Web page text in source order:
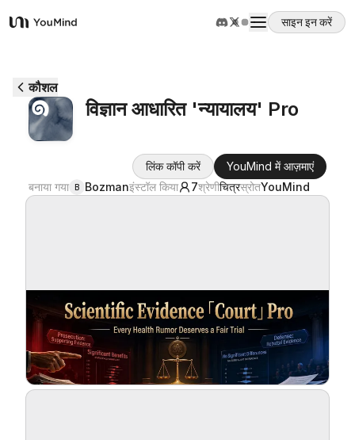
YouMind
साइन इन करें
उपयोग के मामले
डाउनलोड
ब्लॉग
कौशल
विज्ञान आधारित 'न्यायालय' Pro
लिंक कॉपी करें
YouMind में आज़माएं
बनाया गया B Bozmanइंस्टॉल किया 7श्रेणीचित्रस्रोतYouMind